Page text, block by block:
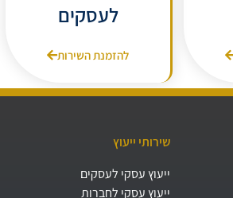
לעסקים
להזמנת השירות
שירותי ייעוץ
ייעוץ עסקי לעסקים
ייעוץ עסקי לחברות